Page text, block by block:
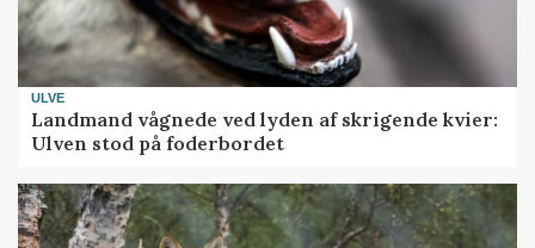
ULVE
Landmand vågnede ved lyden af skrigende kvier:
Ulven stod på foderbordet